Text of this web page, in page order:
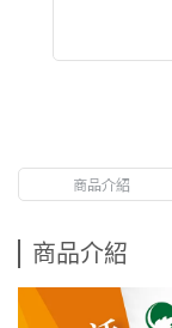
商品介紹
商品介紹